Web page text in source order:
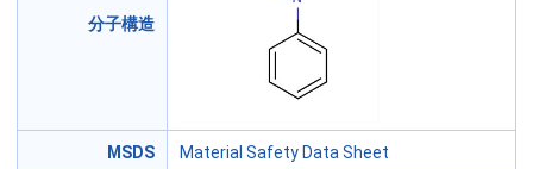
分子構造
MSDS Material Safety Data Sheet